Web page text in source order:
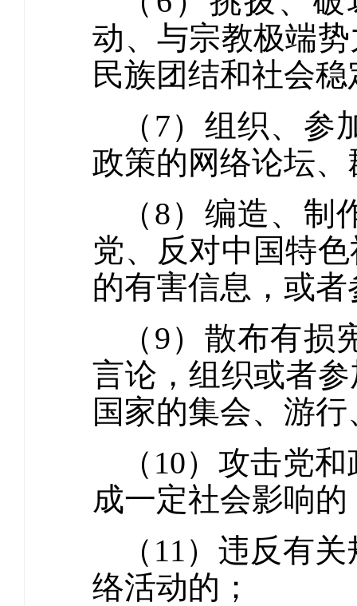
动、与宗教极端
民族团结和社会
（7）组织、
政策的网络论坛
（8）编造、
党、反对中国特
的有害信息，或
（9）散布有
言论，组织或者
国家的集会、游
（10）攻击党
成一定社会影响的
（11）违反有
络活动的；